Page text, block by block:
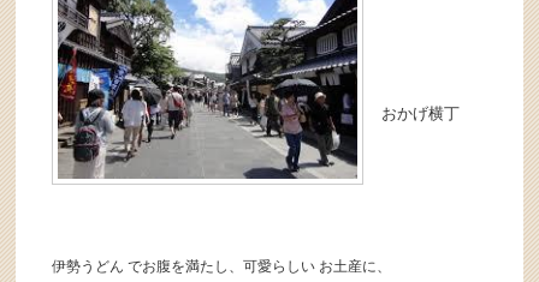
おかげ横丁
伊勢うどん でお腹を満たし、可愛らしい お土産に、